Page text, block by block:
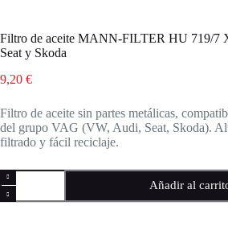
Filtro de aceite MANN-FILTER HU 719/7
Seat y Skoda
9,20 €
Filtro de aceite sin partes metálicas,
del grupo VAG (VW, Audi, Seat, Skoda).
filtrado y fácil reciclaje.
Filtro
de
aceite
Añadir al